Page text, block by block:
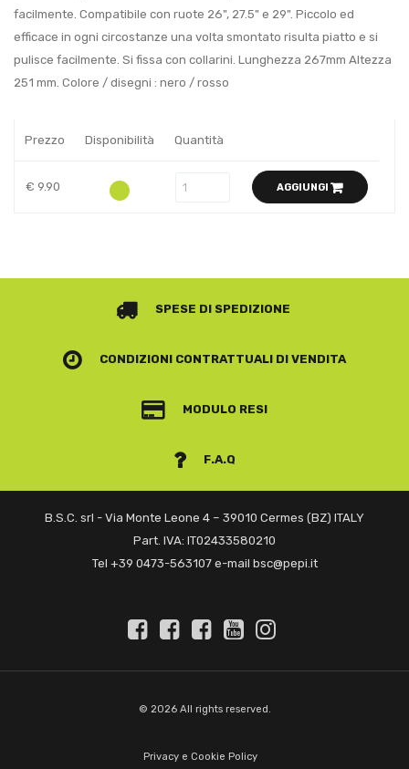
facilmente. Compatibile con ruote 26", 27.5" e 29". Piccolo ed
efficace in ogni circostanze una volta smontato risulta piatto e si
pulisce facilmente. Si fissa con collarini. Lunghezza 267mm Altezza
251 mm. Colore / disegni : nero / rosso
Prezzo Disponibilità Quantità
€ 9.90 AGGIUNGI
SPESE DI SPEDIZIONE
CONDIZIONI CONTRATTUALIDI VENDITA
MODULO RESI
F.A.Q
B.S.C. srl - Via Monte Leone 4 – 39010 Cermes (BZ) ITALY
Part. IVA: IT02433580210
Tel +39 0473-563107 e-mail bsc@pepi.it
© 2026 All rights reserved.
Privacy e Cookie Policy